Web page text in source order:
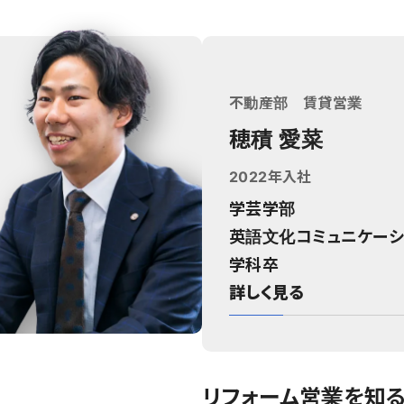
不動産部 賃貸営業
穂積 愛菜
2022年入社
学芸学部
英語文化コミュニケー
学科卒
詳しく見る
リフォーム営業を知